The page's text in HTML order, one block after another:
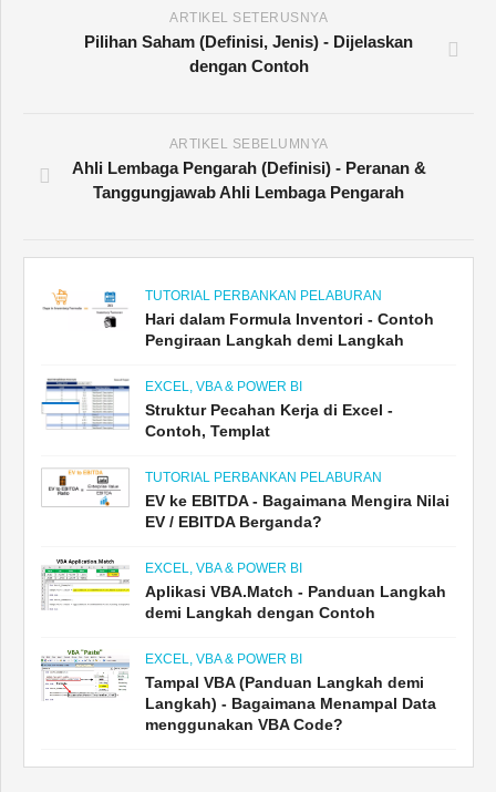
ARTIKEL SETERUSNYA
Pilihan Saham (Definisi, Jenis) - Dijelaskan
dengan Contoh
ARTIKEL SEBELUMNYA
Ahli Lembaga Pengarah (Definisi) - Peranan &
Tanggungjawab Ahli Lembaga Pengarah
TUTORIAL PERBANKAN PELABURAN
Hari dalam Formula Inventori - Contoh
Pengiraan Langkah demi Langkah
EXCEL, VBA & POWER BI
Struktur Pecahan Kerja di Excel -
Contoh, Templat
TUTORIAL PERBANKAN PELABURAN
EV ke EBITDA - Bagaimana Mengira Nilai
EV / EBITDA Berganda?
EXCEL, VBA & POWER BI
Aplikasi VBA.Match - Panduan Langkah
demi Langkah dengan Contoh
EXCEL, VBA & POWER BI
Tampal VBA (Panduan Langkah demi
Langkah) - Bagaimana Menampal Data
menggunakan VBA Code?